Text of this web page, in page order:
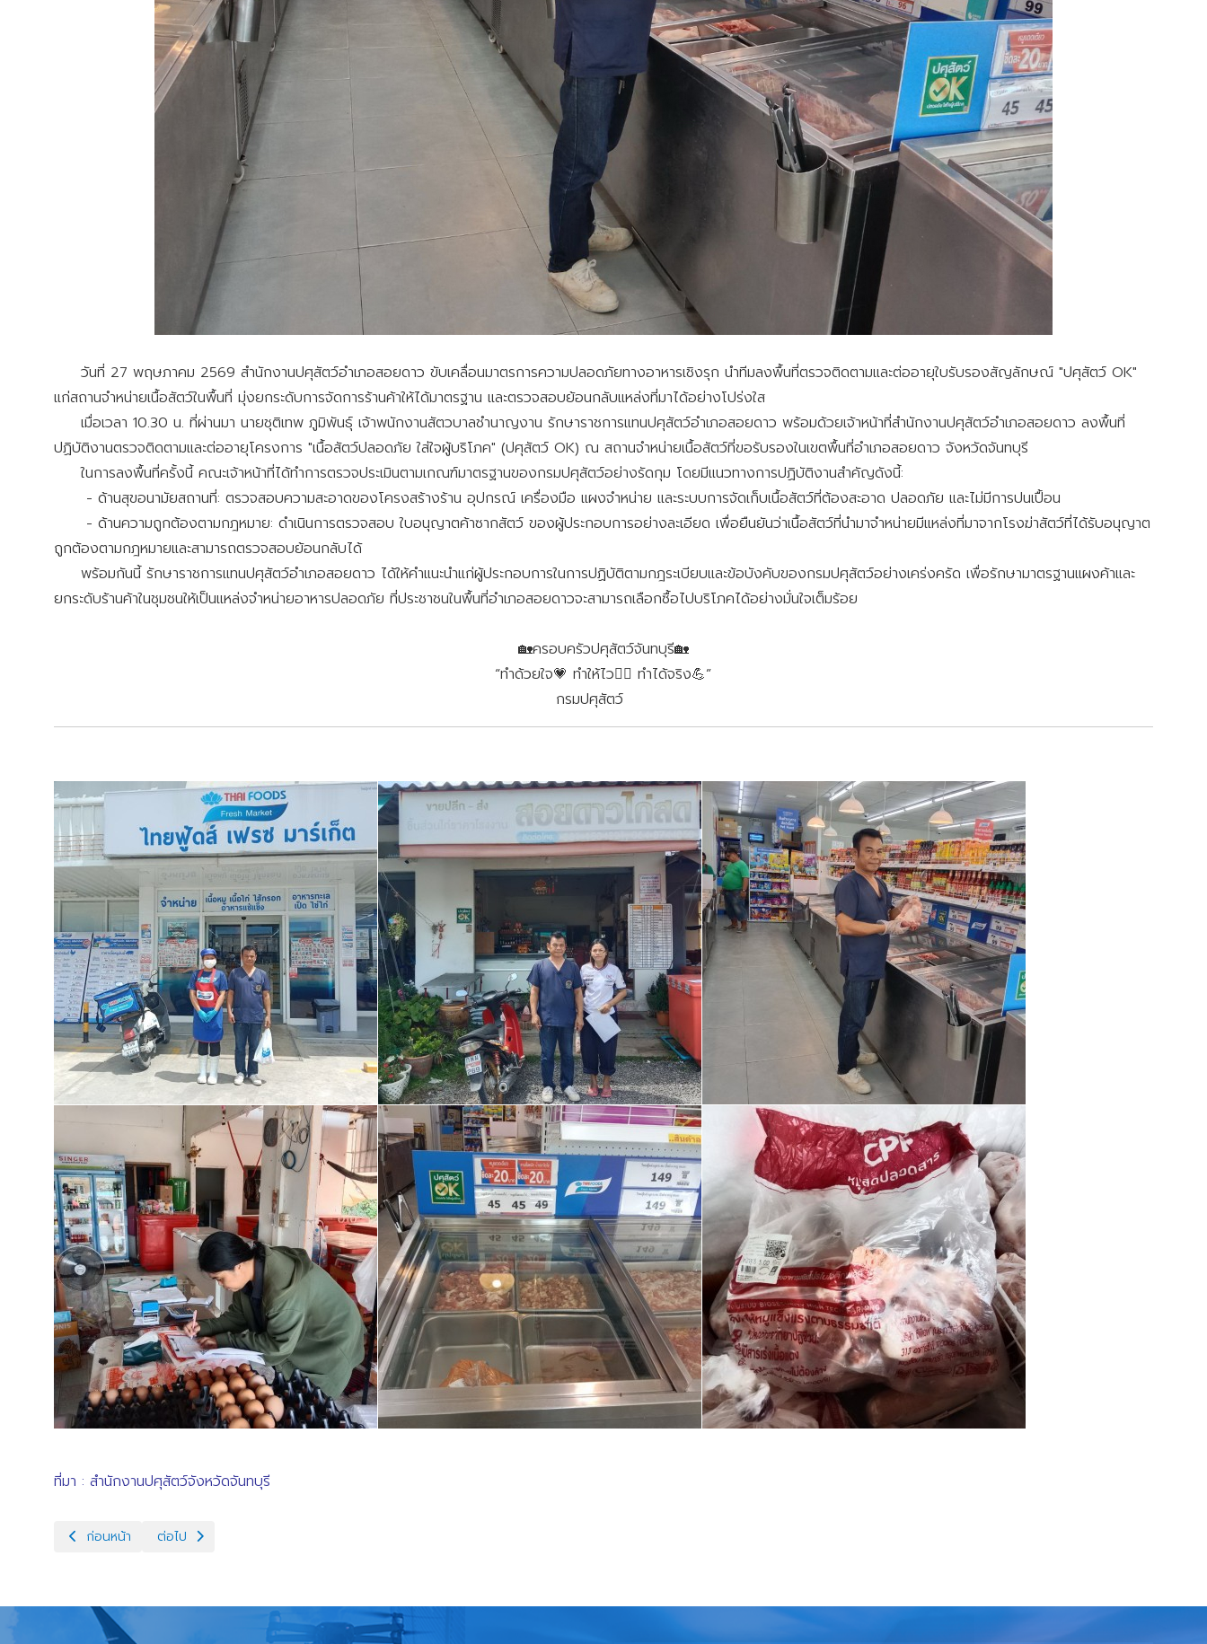
วันที่ 27 พฤษภาคม 2569 สำนักงานปศุสัตว์อำเภอสอยดาว ขับเคลื่อนมาตรการความปลอดภัยทางอาหารเชิงรุก นำทีมลงพื้นที่ตรวจติดตามและต่ออายุใบรับรองสัญลักษณ์ "ปศุสัตว์ OK"
แก่สถานจำหน่ายเนื้อสัตว์ในพื้นที่ มุ่งยกระดับการจัดการร้านค้าให้ได้มาตรฐาน และตรวจสอบย้อนกลับแหล่งที่มาได้อย่างโปร่งใส
เมื่อเวลา 10.30 น. ที่ผ่านมา นายชุติเทพ ภูมิพันธุ์ เจ้าพนักงานสัตวบาลชำนาญงาน รักษาราชการแทนปศุสัตว์อำเภอสอยดาว พร้อมด้วยเจ้าหน้าที่สำนักงานปศุสัตว์อำเภอสอยดาว ลงพื้นที่
ปฏิบัติงานตรวจติดตามและต่ออายุโครงการ "เนื้อสัตว์ปลอดภัย ใส่ใจผู้บริโภค" (ปศุสัตว์ OK) ณ สถานจำหน่ายเนื้อสัตว์ที่ขอรับรองในเขตพื้นที่อำเภอสอยดาว จังหวัดจันทบุรี
ในการลงพื้นที่ครั้งนี้ คณะเจ้าหน้าที่ได้ทำการตรวจประเมินตามเกณฑ์มาตรฐานของกรมปศุสัตว์อย่างรัดกุม โดยมีแนวทางการปฏิบัติงานสำคัญดังนี้:
- ด้านสุขอนามัยสถานที่: ตรวจสอบความสะอาดของโครงสร้างร้าน อุปกรณ์ เครื่องมือ แผงจำหน่าย และระบบการจัดเก็บเนื้อสัตว์ที่ต้องสะอาด ปลอดภัย และไม่มีการปนเปื้อน
- ด้านความถูกต้องตามกฎหมาย: ดำเนินการตรวจสอบ ใบอนุญาตค้าซากสัตว์ ของผู้ประกอบการอย่างละเอียด เพื่อยืนยันว่าเนื้อสัตว์ที่นำมาจำหน่ายมีแหล่งที่มาจากโรงฆ่าสัตว์ที่ได้รับอนุญาต
ถูกต้องตามกฎหมายและสามารถตรวจสอบย้อนกลับได้
พร้อมกันนี้ รักษาราชการแทนปศุสัตว์อำเภอสอยดาว ได้ให้คำแนะนำแก่ผู้ประกอบการในการปฏิบัติตามกฎระเบียบและข้อบังคับของกรมปศุสัตว์อย่างเคร่งครัด เพื่อรักษามาตรฐานแผงค้าและ
ยกระดับร้านค้าในชุมชนให้เป็นแหล่งจำหน่ายอาหารปลอดภัย ที่ประชาชนในพื้นที่อำเภอสอยดาวจะสามารถเลือกซื้อไปบริโภคได้อย่างมั่นใจเต็มร้อย
🏡ครอบครัวปศุสัตว์จันทบุรี🏡
“ทำด้วยใจ💗 ทำให้ไว🏃‍♂️ ทำได้จริง💪”
กรมปศุสัตว์
ที่มา : สำนักงานปศุสัตว์จังหวัดจันทบุรี
เนื้อหาก่อนหน้า: ปศุสัตว์นายายอาม ขับเคลื่อนโครงการ “บวร จันท์ร่วมใจ” เปิดหน่วยเคลื่อนที่ผ่าตัดทำหมัน-ฉีดวัคซีน สกัดโรคพิษสุนัขบ้า
ก่อนหน้า เนื้อหาถัดไป: ปศอ.มะขาม ส่งเจ้าหน้าที่ให้บริการผสมเทียม โคเนื้อเชิงรุก พร้อมแนะแนวทางจัดการพยาธิเพื่อสุขอนามัยสัตว์ที่ดี
ต่อไป